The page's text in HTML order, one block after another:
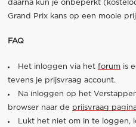
daarna kun je onbeperkt
Grand Prix kans op een mooie
FAQ
Het inloggen via het forumis
tevens je prijsvraag account.
Na inloggen op het
browser naar de prijsvraag
Lukt het niet om in te